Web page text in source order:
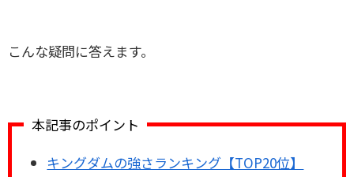
こんな疑問に答えます。
本記事のポイント
キングダムの強さランキング【TOP20位】